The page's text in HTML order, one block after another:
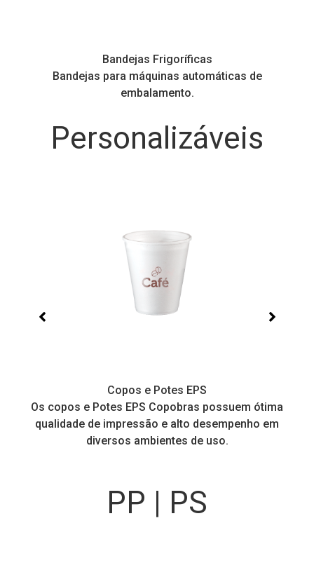
Bandejas Frigoríficas
Bandejas para máquinas automáticas de
embalamento.
Personalizáveis
Copos e Potes EPS
Os copos e Potes EPS Copobras possuem ótima
qualidade de impressão e alto desempenho em
diversos ambientes de uso.
PP | PS